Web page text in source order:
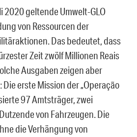
2020 geltende Umwelt-GLO
von Ressourcen der
Das bedeutet, dass
Zeit zwölf Millionen Reais
Ausgaben zeigen aber
erste Mission der „Operação
97 Amtsträger, zwei
von Fahrzeugen. Die
die Verhängung von